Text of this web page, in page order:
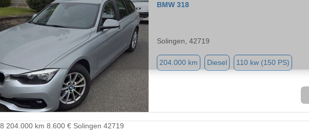
BMW 318
Solingen, 42719
204.000 km Diesel 110 kw (150 PS)